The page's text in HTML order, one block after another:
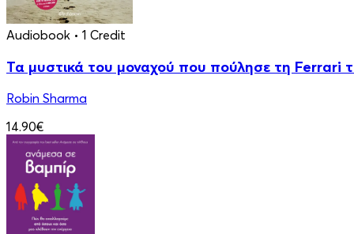
Audiobook • 1 Credit
Τα μυστικά του μοναχού που πούλησε τη Ferrari
Robin Sharma
14.90€